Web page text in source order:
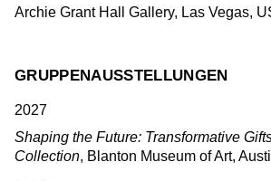
Archie Grant Hall Gallery, Las Vegas,
GRUPPENAUSSTELLUNGEN
2027
Shaping the Future: Transformative
Collection, Blanton Museum of Art,